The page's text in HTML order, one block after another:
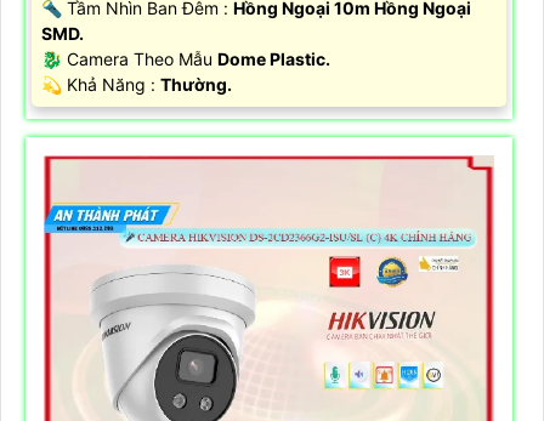
🔦 Tầm Nhìn Ban Đêm : Hồng Ngoại 10m Hồng Ngoại
SMD.
🐉️ Camera Theo Mẫu Dome Plastic.
️💫 Khả Năng : Thường.